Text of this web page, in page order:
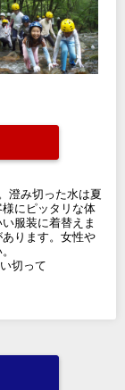
澄み切った水は夏
にピッタリな体
服装に着替えま
ります。女性や
切って